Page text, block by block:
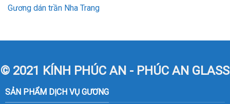
Gương dán trần Nha Trang
© 2021 KÍNH PHÚC AN - PHÚC AN GLASS
SẢN PHẨM DỊCH VỤ GƯƠNG